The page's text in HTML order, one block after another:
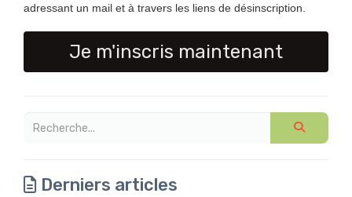
adressant un mail et à travers les liens de désinscription.
Je m'inscris maintenant
Derniers articles